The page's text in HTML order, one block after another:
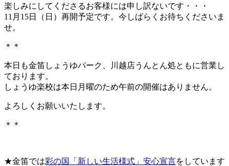
楽しみにしてくださるお客様には申し訳ないです・・・
11月15日（日）再開予定です。今しばらくお待ちくださいま
せ。
＊＊
本日も金笛しょうゆパーク、川越店うんとん処ともに営業し
ております。
しょうゆ楽校は本日月曜のため午前の開催はありません。
よろしくお願いいたします。
＊＊
★金笛では彩の国「新しい生活様式」安心宣言をしています